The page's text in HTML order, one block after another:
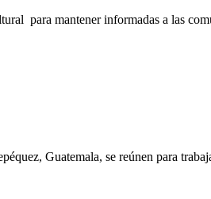
para mantener informadas a las
Guatemala, se reúnen para